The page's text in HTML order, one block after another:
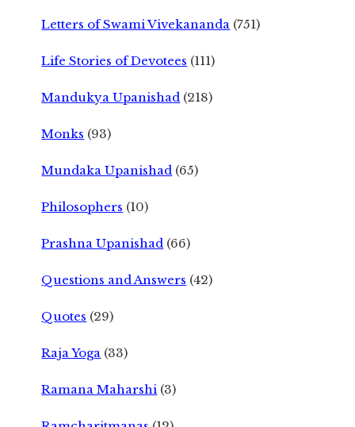
Letters of Swami Vivekananda (751)
Life Stories of Devotees (111)
Mandukya Upanishad (218)
Monks (93)
Mundaka Upanishad (65)
Philosophers (10)
Prashna Upanishad (66)
Questions and Answers (42)
Quotes (29)
Raja Yoga (33)
Ramana Maharshi (3)